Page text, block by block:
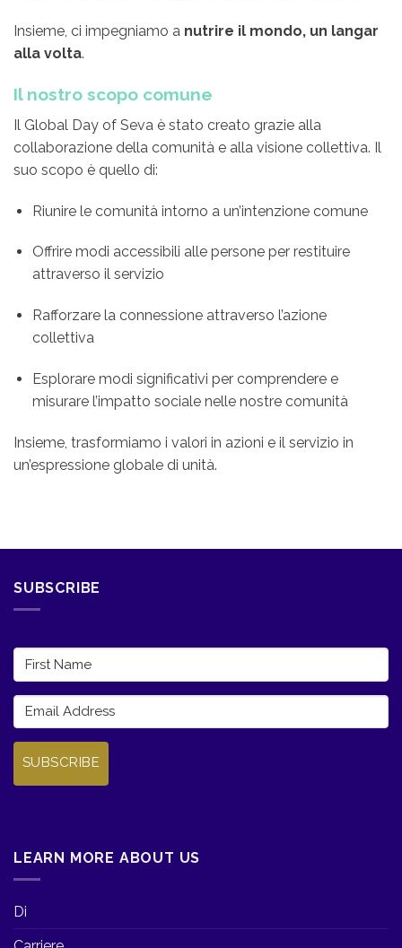
Insieme, ci impegniamo a nutrire il mondo, un langar
alla volta.
Il nostro scopo comune
Il Global Day of Seva è stato creato grazie alla
collaborazione della comunità e alla visione collettiva. Il
suo scopo è quello di:
Riunire le comunità intorno a un’intenzione comune
Offrire modi accessibili alle persone per restituire
attraverso il servizio
Rafforzare la connessione attraverso l’azione
collettiva
Esplorare modi significativi per comprendere e
misurare l’impatto sociale nelle nostre comunità
Insieme, trasformiamo i valori in azioni e il servizio in
un’espressione globale di unità.
SUBSCRIBE
SUBSCRIBE
LEARN MORE ABOUT US
Di